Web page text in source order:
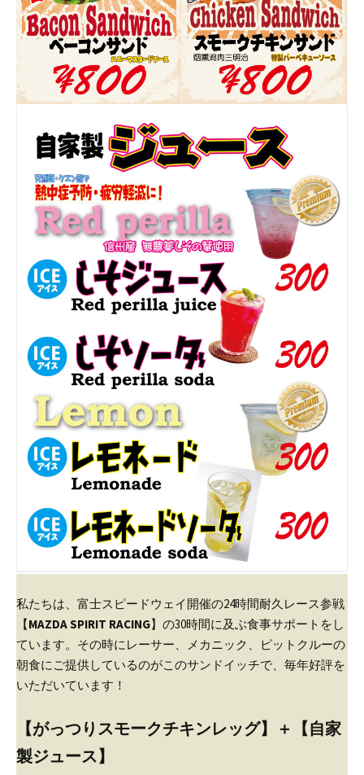
私たちは、富士スピードウェイ開催の24時間耐久レース参戦
【MAZDA SPIRIT RACING】の30時間に及ぶ食事サポートをし
ています。 その時にレーサー、メカニック、ピットクルーの
朝食にご提供しているのがこのサンドイッチで、毎年好評を
いただいています！
【がっつりスモークチキンレッグ】＋【自家
製ジュース】